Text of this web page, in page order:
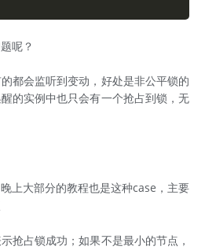
呢？
都会监听到变动，好处是非公平锁的
的实例中也只会有一个抢占到锁，无
上大部分的教程也是这种case，主要
抢占锁成功；如果不是最小的节点，